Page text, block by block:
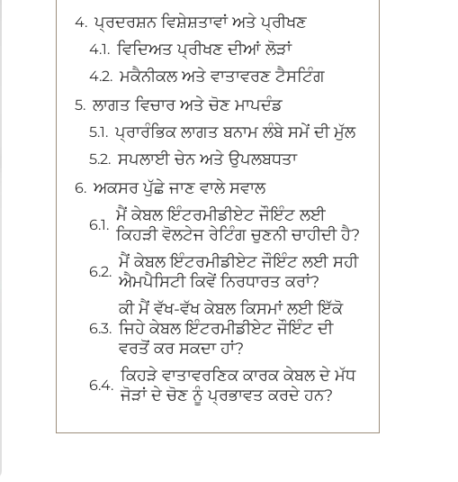
ਪ੍ਰਦਰਸ਼ਨ ਵਿਸ਼ੇਸ਼ਤਾਵਾਂ ਅਤੇ ਪ੍ਰੀਖਣ
ਵਿਦਿਅਤ ਪ੍ਰੀਖਣ ਦੀਆਂ ਲੋੜਾਂ
ਮਕੈਨੀਕਲ ਅਤੇ ਵਾਤਾਵਰਣ ਟੈਸਟਿੰਗ
ਲਾਗਤ ਵਿਚਾਰ ਅਤੇ ਚੋਣ ਮਾਪਦੰਡ
ਪ੍ਰਾਰੰਭਿਕ ਲਾਗਤ ਬਨਾਮ ਲੰਬੇ ਸਮੇਂ ਦੀ ਮੁੱਲ
ਸਪਲਾਈ ਚੇਨ ਅਤੇ ਉਪਲਬਧਤਾ
ਅਕਸਰ ਪੁੱਛੇ ਜਾਣ ਵਾਲੇ ਸਵਾਲ
ਮੈਂ ਕੇਬਲ ਇੰਟਰਮੀਡੀਏਟ ਜੌਇੰਟ ਲਈ
ਕਿਹੜੀ ਵੋਲਟੇਜ ਰੇਟਿੰਗ ਚੁਣਨੀ ਚਾਹੀਦੀ ਹੈ?
ਮੈਂ ਕੇਬਲ ਇੰਟਰਮੀਡੀਏਟ ਜੌਇੰਟ ਲਈ ਸਹੀ
ਐਮਪੈਸਿਟੀ ਕਿਵੇਂ ਨਿਰਧਾਰਤ ਕਰਾਂ?
ਕੀ ਮੈਂ ਵੱਖ-ਵੱਖ ਕੇਬਲ ਕਿਸਮਾਂ ਲਈ ਇੱਕੋ
ਜਿਹੇ ਕੇਬਲ ਇੰਟਰਮੀਡੀਏਟ ਜੌਇੰਟ ਦੀ
ਵਰਤੋਂ ਕਰ ਸਕਦਾ ਹਾਂ?
ਕਿਹੜੇ ਵਾਤਾਵਰਣਿਕ ਕਾਰਕ ਕੇਬਲ ਦੇ ਮੱਧ
ਜੋੜਾਂ ਦੇ ਚੋਣ ਨੂੰ ਪ੍ਰਭਾਵਤ ਕਰਦੇ ਹਨ?